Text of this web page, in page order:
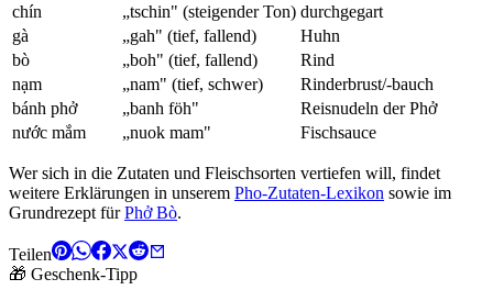
chín
„tschin" (steigender Ton) durchgegart
gà
„gah" (tief, fallend)
Huhn
bò
„boh" (tief, fallend)
Rind
nạm
„nam" (tief, schwer)
Rinderbrust/-bauch
bánh phở
„banh föh"
Reisnudeln der Phở
nước mắm
„nuok mam" Fischsauce
Wer sich in die Zutaten und Fleischsorten vertiefen will, findet
weitere Erklärungen in unserem Pho-Zutaten-Lexikon sowie im
Grundrezept fürPhở Bò.
Teilen
🎁 Geschenk-Tipp